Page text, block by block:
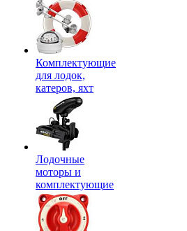
Комплектующие
для лодок,
катеров, яхт
Лодочные
моторы и
комплектующие